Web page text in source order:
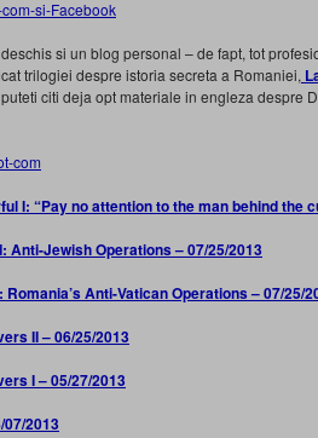
si un blog personal – de fapt, tot
trilogiei despre istoria secreta a Romaniei,
puteti citi deja opt materiale in engleza despre
I: “Pay no attention to the man behind the
Anti-Jewish Operations – 07/25/2013
Anti-Vatican Operations – 07/25/
II – 06/25/2013
I – 05/27/2013
2013